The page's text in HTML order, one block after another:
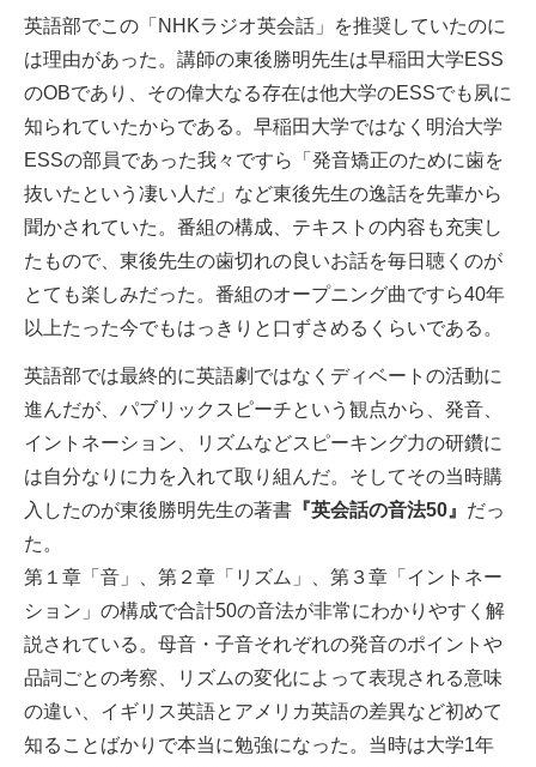
英語部でこの「NHKラジオ英会話」を推奨していたのに
は理由があった。講師の東後勝明先生は早稲田大学ESS
のOBであり、その偉大なる存在は他大学のESSでも夙に
知られていたからである。早稲田大学ではなく明治大学
ESSの部員であった我々ですら「発音矯正のために歯を
抜いたという凄い人だ」など東後先生の逸話を先輩から
聞かされていた。番組の構成、テキストの内容も充実し
たもので、東後先生の歯切れの良いお話を毎日聴くのが
とても楽しみだった。番組のオープニング曲ですら40年
以上たった今でもはっきりと口ずさめるくらいである。
英語部では最終的に英語劇ではなくディベートの活動に
進んだが、パブリックスピーチという観点から、発音、
イントネーション、リズムなどスピーキング力の研鑽に
は自分なりに力を入れて取り組んだ。そしてその当時購
入したのが東後勝明先生の著書 『英会話の音法50』 だっ
た。
第１章「音」、第２章「リズム」、第３章「イントネー
ション」の構成で合計50の音法が非常にわかりやすく解
説されている。母音・子音それぞれの発音のポイントや
品詞ごとの考察、リズムの変化によって表現される意味
の違い、イギリス英語とアメリカ英語の差異など初めて
知ることばかりで本当に勉強になった。当時は大学1年